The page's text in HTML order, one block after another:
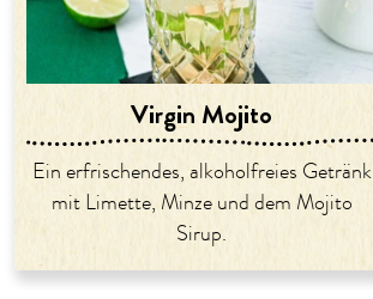
Virgin Mojito
Ein erfrischendes, alkoholfreies Getränk
mit Limette, Minze und dem Mojito
Sirup.